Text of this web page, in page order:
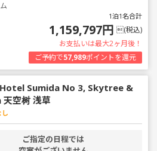
1泊1名合計
1,159,797円 (税込)
お支払いは最大2ヶ月後！
ご予約で57,989ポイントを還元
Sumida No 3, Skytree &
空树 浅草
ご指定の日程では